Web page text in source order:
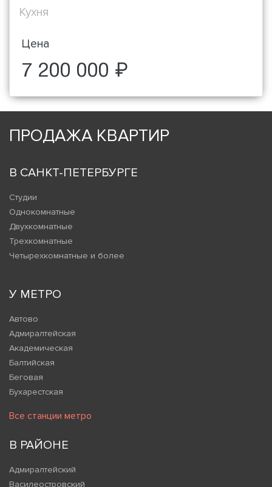
Кухня
Цена
7 200 000 ₽
ПРОДАЖА КВАРТИР
В САНКТ-ПЕТЕРБУРГЕ
Студии
Однокомнатные
Двухкомнатные
Трехкомнатные
Четырехкомнатные и более
У МЕТРО
Автово
Адмиралтейская
Академическая
Балтийская
Беговая
Бухарестская
Все станции метро
В РАЙОНЕ
Адмиралтейский
Василеостровский